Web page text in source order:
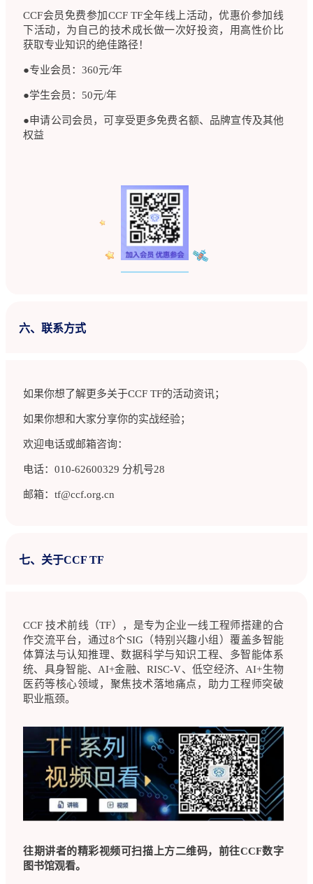
CCF会员免费参加CCF TF全年线上活动，优惠价参加线
下活动，为自己的技术成长做一次好投资，用高性价比
获取专业知识的绝佳路径！
●专业会员：360元/年
●学生会员：50元/年
●申请公司会员，可享受更多免费名额、品牌宣传及其他
权益
六、联系方式
如果你想了解更多关于CCF TF的活动资讯；
如果你想和大家分享你的实战经验；
欢迎电话或邮箱咨询：
电话：010-62600329 分机号28
邮箱：tf@ccf.org.cn
七、关于CCF TF
CCF 技术前线（TF），是专为企业一线工程师搭建的合
作交流平台，通过8个SIG（特别兴趣小组）覆盖多智能
体算法与认知推理、数据科学与知识工程、多智能体系
统、具身智能、AI+金融、RISC-V、低空经济、AI+生物
医药等核心领域，聚焦技术落地痛点，助力工程师突破
职业瓶颈。
往期讲者的精彩视频可扫描上方二维码，前往CCF数字
图书馆观看。